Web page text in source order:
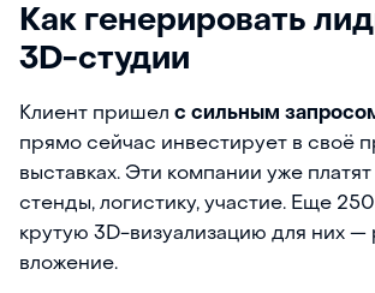
Как генерировать
3D-студии
Клиент пришел с сильным
прямо сейчас инвестирует в своё
выставках. Эти компании уже
стенды, логистику, участие. Еще
крутую 3D-визуализацию для них —
вложение.